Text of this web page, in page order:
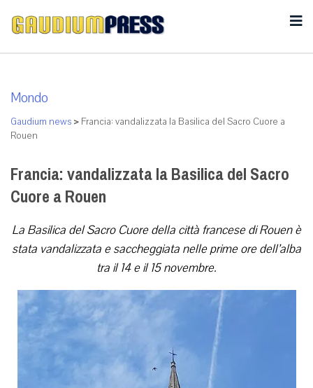
Mondo
Gaudium news > Francia: vandalizzata la Basilica del Sacro Cuore a
Rouen
Francia: vandalizzata la Basilica del Sacro
Cuore a Rouen
La Basilica del Sacro Cuore della città francese di Rouen è
stata vandalizzata e saccheggiata nelle prime ore dell’alba
tra il 14 e il 15 novembre.